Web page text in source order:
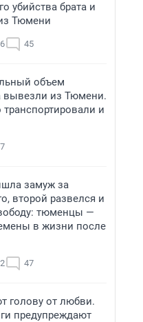
убийства брата и
Тюмени
45
объем
вывезли из Тюмени.
транспортировали и
замуж за
второй развелся и
тюменцы —
в жизни после
47
голову от любви.
предупреждают